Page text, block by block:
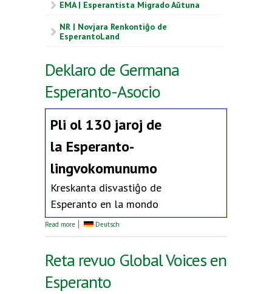
EMA | Esperantista Migrado Aŭtuna
NR | Novjara Renkontiĝo de
EsperantoLand
Deklaro de Germana
Esperanto-Asocio
Pli ol 130 jaroj de
la Esperanto-
lingvokomunumo
Kreskanta disvastiĝo de
Esperanto en la mondo
Read more about Deklaro de Germana Esperanto-Asocio
Deutsch
Reta revuo Global Voices en
Esperanto